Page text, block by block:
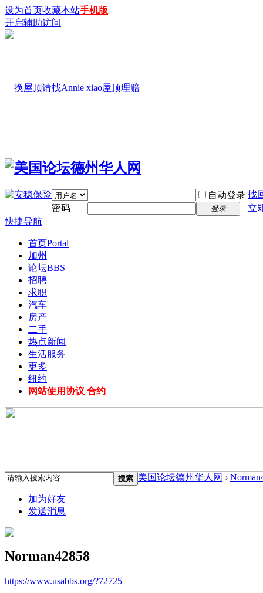
设为首页收藏本站手机版
开启辅助访问
自动登录 找
密码
登录
立
快捷导航
首页Portal
加州
论坛BBS
招聘
求职
汽车
房产
二手
热点新闻
生活服务
更多
纽约
网站使用协议 合约
搜索 美国论坛德州华人网 ›
加为好友
发送消息
Norman42858
https://www.usabbs.org/?72725